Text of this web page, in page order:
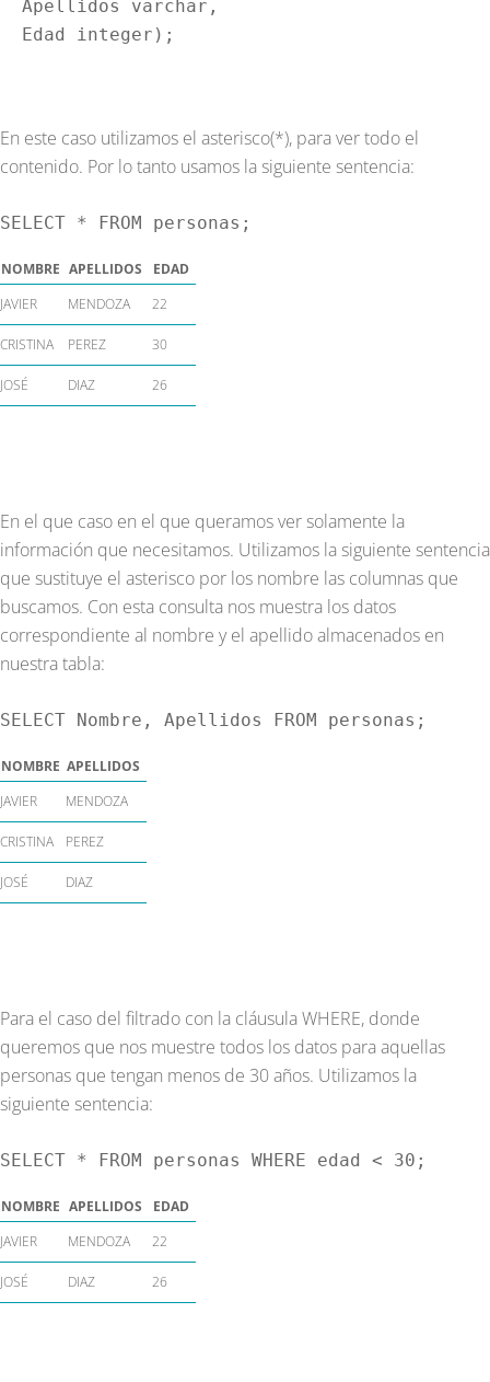
  Apellidos varchar,
  Edad integer);
En este caso utilizamos el asterisco(*), para ver todo el
contenido. Por lo tanto usamos la siguiente sentencia:
SELECT * FROM personas;
NOMBRE APELLIDOS
EDAD
JAVIER
MENDOZA 22
CRISTINA PEREZ 30
JOSÉ DIAZ 26
En el que caso en el que queramos ver solamente la
información que necesitamos. Utilizamos la siguiente sentencia
que sustituye el asterisco por los nombre las columnas que
buscamos. Con esta consulta nos muestra los datos
correspondiente al nombre y el apellido almacenados en
nuestra tabla:
SELECT Nombre, Apellidos FROM personas;
NOMBRE APELLIDOS
JAVIER
MENDOZA
CRISTINA PEREZ
JOSÉ DIAZ
Para el caso del filtrado con la cláusula WHERE, donde
queremos que nos muestre todos los datos para aquellas
personas que tengan menos de 30 años. Utilizamos la
siguiente sentencia:
SELECT * FROM personas WHERE edad < 30;
NOMBRE APELLIDOS
EDAD
JAVIER
MENDOZA 22
JOSÉ DIAZ 26